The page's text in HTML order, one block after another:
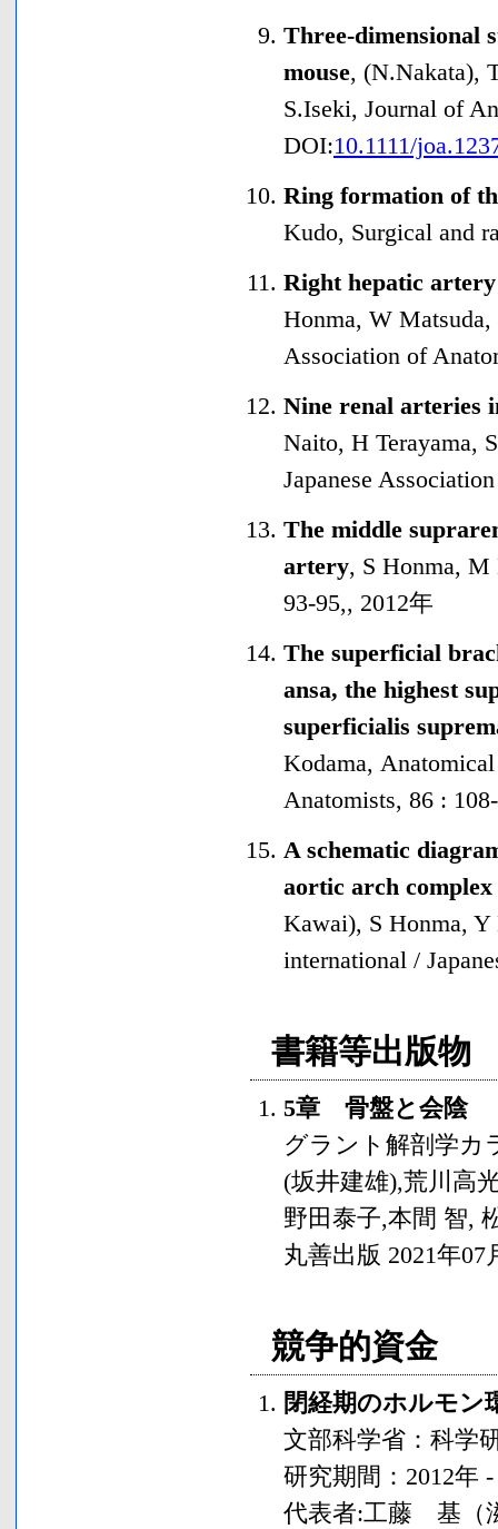
Three-dimensional
mouse, (N.Nakata),
S.Iseki, Journal of
DOI:10.1111/
Ring formation of
Kudo, Surgical and
Right hepatic
Honma, W
Association of
Nine renal arteries
Naito, H Terayama,
Japanese
The middle
artery, S Honma, M
93-95,, 2012年
The superficial
ansa, the highest
superficialis
Kodama,
Anatomists, 86 :
A schematic
aortic arch
Kawai), S Honma,
international /
書籍等出版物
5章 骨盤と会陰
グラント解剖学カ
(坂井建雄),荒川高
野田泰子,本間 智,
丸善出版 2021年07
競争的資金
閉経期のホルモン
文部科学省 ：科学
研究期間： 2012年
代表者:工藤 基（